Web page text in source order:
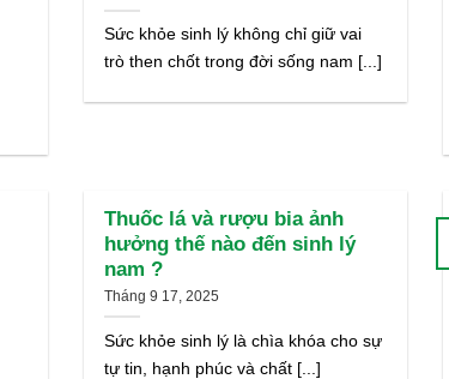
Sức khỏe sinh lý không chỉ giữ vai
trò then chốt trong đời sống nam [...]
Thuốc lá và rượu bia ảnh
hưởng thế nào đến sinh lý
nam ?
Tháng 9 17, 2025
Sức khỏe sinh lý là chìa khóa cho sự
tự tin, hạnh phúc và chất [...]